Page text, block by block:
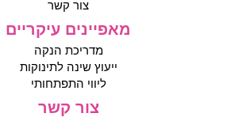
צור קשר
מאפיינים עיקריים
מדריכת הנקה
ייעוץ שינה לתינוקות
ליווי התפתחותי
צור קשר